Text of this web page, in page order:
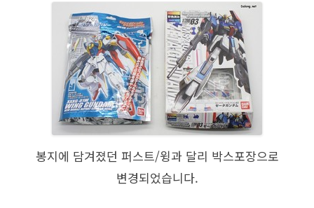
봉지에 담겨졌던 퍼스트/윙과 달리 박스포장으로
변경되었습니다.